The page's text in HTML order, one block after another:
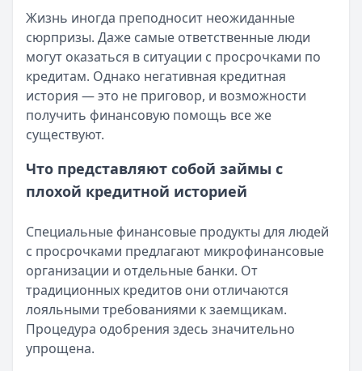
Все статьи
Опубликовано:5 декабря 2025 г.
Категория:МФО
Читать новость
Срочный микрозайм 15 000 ₽ на карту: свежая
Кратко:Нужны 15 000 рублей на карту прямо сегодня?
Опубликовано:5 декабря 2025 г.
Категория:МФО
Рекордный рост доли клиентов МФО с iPhone: что
Кратко:В III квартале 2025 года владельцы iPhone
Категория:МФО
Читать новость
57 сервисов микрозаймов через Госуслуги: где
Кратко:Авторизация через Госуслуги ускоряет
Опубликовано: 23 ноября 2025 г.
Категория:МФО
Читать новость
Жизнь иногда преподносит неожиданные
сюрпризы. Даже самые ответственные люди
могут оказаться в ситуации с просрочками по
кредитам. Однако негативная кредитная
история — это не приговор, и возможности
получить финансовую помощь все же
существуют.
Что представляют собой займы с
плохой кредитной историей
Специальные финансовые продукты для людей
с просрочками предлагают микрофинансовые
организации и отдельные банки. От
традиционных кредитов они отличаются
лояльными требованиями к заемщикам.
Процедура одобрения здесь значительно
упрощена.